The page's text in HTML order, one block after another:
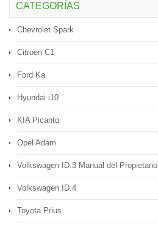
CATEGORÍAS
Chevrolet Spark
Citroen C1
Ford Ka
Hyundai i10
KIA Picanto
Opel Adam
Volkswagen ID.3 Manual del Propietario
Volkswagen ID.4
Toyota Prius